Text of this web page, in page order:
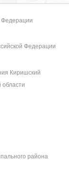
Федерации
Федерации
Киришский
района